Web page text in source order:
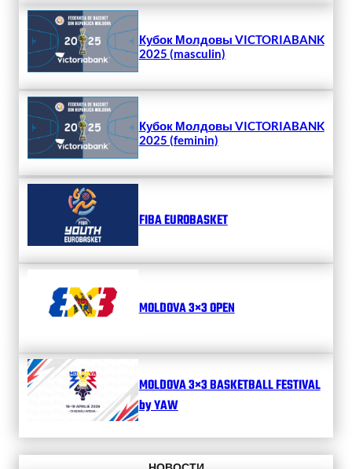
Кубок Молдовы VICTORIABANK
2025 (masculin)
Кубок Молдовы VICTORIABANK
2025 (feminin)
FIBA EUROBASKET
MOLDOVA 3×3 OPEN
MOLDOVA 3×3 BASKETBALL FESTIVAL
by YAW